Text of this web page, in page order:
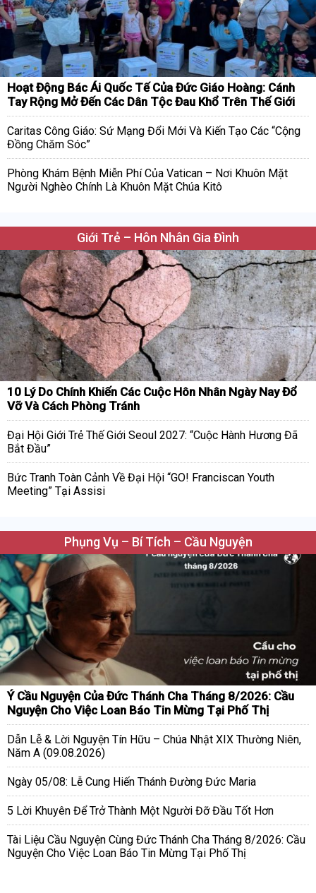
Hoạt Động Bác Ái Quốc Tế Của Đức Giáo Hoàng: Cánh
Tay Rộng Mở Đến Các Dân Tộc Đau Khổ Trên Thế Giới
Caritas Công Giáo: Sứ Mạng Đổi Mới Và Kiến Tạo Các “Cộng
Đồng Chăm Sóc”
Phòng Khám Bệnh Miễn Phí Của Vatican – Nơi Khuôn Mặt
Người Nghèo Chính Là Khuôn Mặt Chúa Kitô
Giới Trẻ – Hôn Nhân Gia Đình
10 Lý Do Chính Khiến Các Cuộc Hôn Nhân Ngày Nay Đổ
Vỡ Và Cách Phòng Tránh
Đại Hội Giới Trẻ Thế Giới Seoul 2027: “Cuộc Hành Hương Đã
Bắt Đầu”
Bức Tranh Toàn Cảnh Về Đại Hội “GO! Franciscan Youth
Meeting” Tại Assisi
Phụng Vụ – Bí Tích – Cầu Nguyện
Ý Cầu Nguyện Của Đức Thánh Cha Tháng 8/2026: Cầu
Nguyện Cho Việc Loan Báo Tin Mừng Tại Phố Thị
Dẫn Lễ & Lời Nguyện Tín Hữu – Chúa Nhật XIX Thường Niên,
Năm A (09.08.2026)
Ngày 05/08: Lễ Cung Hiến Thánh Đường Đức Maria
5 Lời Khuyên Để Trở Thành Một Người Đỡ Đầu Tốt Hơn
Tài Liệu Cầu Nguyện Cùng Đức Thánh Cha Tháng 8/2026: Cầu
Nguyện Cho Việc Loan Báo Tin Mừng Tại Phố Thị